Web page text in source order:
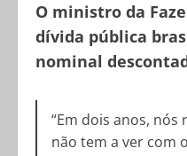
O ministro da
dívida pública
nominal
“Em dois anos,
não tem a ver com